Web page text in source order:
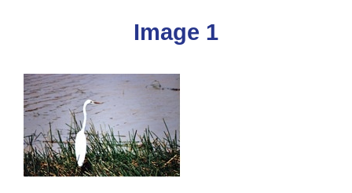
Image 1